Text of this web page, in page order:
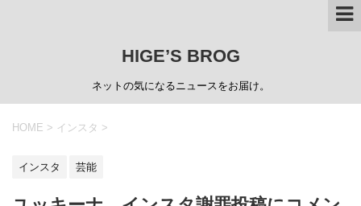
HIGE’S BROG
ネットの気になるニュースをお届け。
HOME > インスタ >
インスタ 芸能